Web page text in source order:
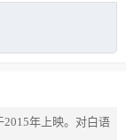
年上映。对白语